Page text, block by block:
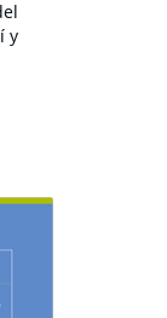
y